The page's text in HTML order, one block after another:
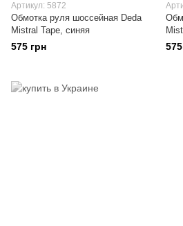
Артикул: 5872
Обмотка руля шоссейная Deda
Mistral Tape, синяя
575 грн